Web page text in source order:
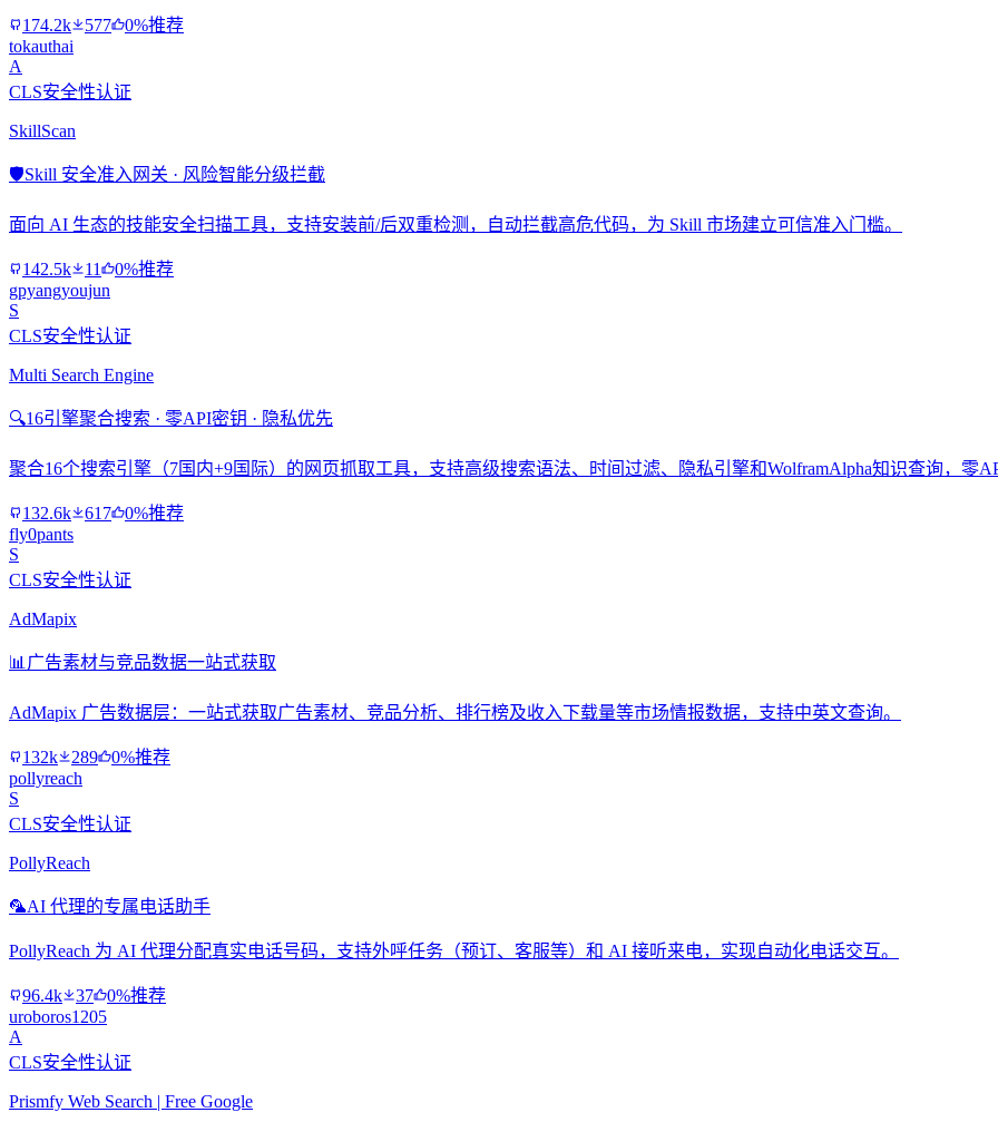
174.2k 577
0%推荐
tokauthai
A
CLS安全性认证
SkillScan
🛡️Skill 安全准入网关 · 风险智能分级拦截
面向 AI 生态的技能安全扫描工具，支持安装前/后双重检测，自动拦截高危代码，为 Skill 市场建立可信准入门槛。
142.5k 11
0%推荐
gpyangyoujun
S
CLS安全性认证
Multi Search Engine
🔍16引擎聚合搜索 · 零API密钥 · 隐私优先
聚合16个搜索引擎（7国内+9国际）的网页抓取工具，支持高级搜索语法、时间过滤、隐私引擎和WolframAlpha知识查询，零
132.6k 617
0%推荐
fly0pants
S
CLS安全性认证
AdMapix
📊 广告素材与竞品数据一站式获取
AdMapix 广告数据层：一站式获取广告素材、竞品分析、排行榜及收入下载量等市场情报数据，支持中英文查询。
132k 289
0%推荐
pollyreach
S
CLS安全性认证
PollyReach
🦜AI 代理的专属电话助手
PollyReach 为 AI 代理分配真实电话号码，支持外呼任务（预订、客服等）和 AI 接听来电，实现自动化电话交互。
96.4k 37
0%推荐
uroboros1205
A
CLS安全性认证
Prismfy Web Search | Free Google